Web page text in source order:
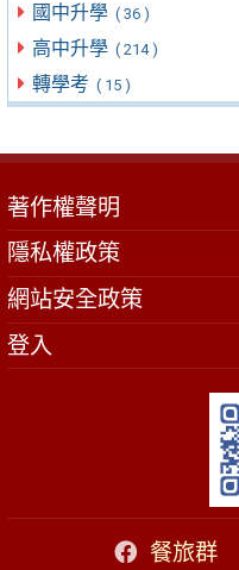
國中升學 ( 36 )
高中升學 ( 214 )
轉學考 ( 15 )
著作權聲明
隱私權政策
網站安全政策
登入
餐旅群